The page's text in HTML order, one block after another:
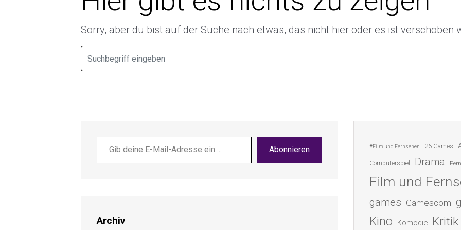
Sorry, aber du bist auf der Suche nach etwas, das nicht hier oder es ist verschoben
deine
E-
ein ...
Abonnieren
Archiv
#Film und Fernsehen 26 Games
Computerspiel Drama
Film und
games Gamescom
Kino Komödie Kritik